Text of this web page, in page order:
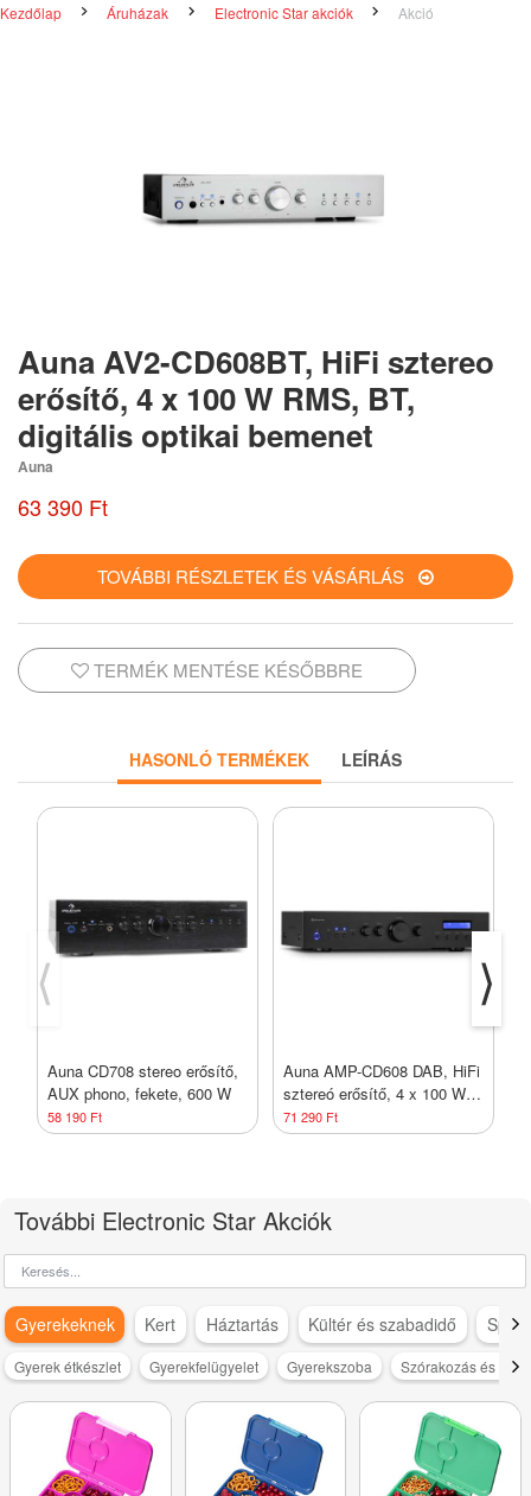
Kezdőlap Áruházak Electronic Star akciók Akció
Auna AV2-CD608BT, HiFi sztereo
erősítő, 4 x 100 W RMS, BT,
digitális optikai bemenet
Auna
63 390 Ft
TOVÁBBI RÉSZLETEK ÉS VÁSÁRLÁS
TERMÉK MENTÉSE KÉSŐBBRE
HASONLÓ TERMÉKEK LEÍRÁS
⟨
Auna CD708 stereo erősítő,
AUX phono, fekete, 600 W
58 190 Ft
Auna AMP-CD608 DAB, HiFi
sztereó erősítő, 4 x 100 W,
RMS, DAB + BT, optikai
bemenet, távirányító
71 290 Ft
⟩
További Electronic Star Akciók
Gyerekeknek Kert Háztartás Kültér és szabadidő
Gyerek étkészlet Gyerekfelügyelet Gyerekszoba Szórakozás és